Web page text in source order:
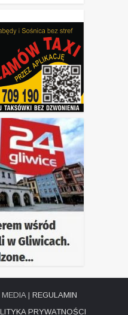
| REGULAMIN
PRYWATNOŚCI